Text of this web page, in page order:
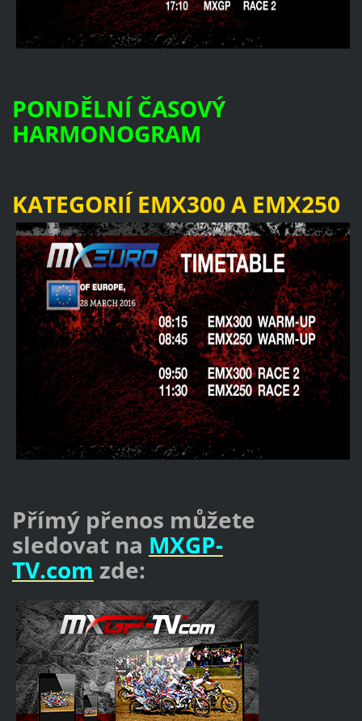
PONDĚLNÍ ČASOVÝ
HARMONOGRAM
KATEGORIÍ EMX300 A EMX250
Přímý přenos můžete
sledovat na MXGP-
TV.com zde: